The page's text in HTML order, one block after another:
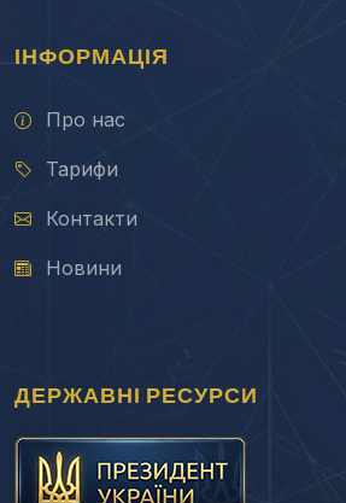
ІНФОРМАЦІЯ
Про нас
Тарифи
Контакти
Новини
ДЕРЖАВНІ РЕСУРСИ